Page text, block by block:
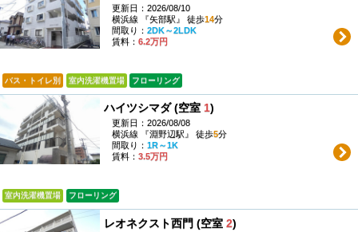
更新日：2026/08/10
横浜線 『矢部駅』 徒歩14分
間取り： 2DK～2LDK
賃料： 6.2万円
バス・トイレ別 室内洗濯機置場 フローリング
ハイツシマダ (空室 1)
更新日：2026/08/08
横浜線 『淵野辺駅』 徒歩5分
間取り： 1R～1K
賃料： 3.5万円
室内洗濯機置場 フローリング
レオネクスト西門 (空室 2)